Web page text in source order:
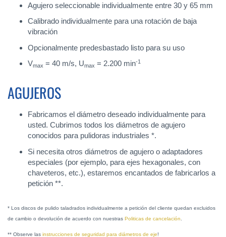
Agujero seleccionable individualmente entre 30 y 65 mm
Calibrado individualmente para una rotación de baja
vibración
Opcionalmente predesbastado listo para su uso
Vmax = 40 m/s, Umax = 2.200 min-1
AGUJEROS
Fabricamos el diámetro deseado individualmente para
usted. Cubrimos todos los diámetros de agujero
conocidos para pulidoras industriales *.
Si necesita otros diámetros de agujero o adaptadores
especiales (por ejemplo, para ejes hexagonales, con
chaveteros, etc.), estaremos encantados de fabricarlos a
petición **.
* Los discos de pulido taladrados individualmente a petición del cliente quedan excluidos
de cambio o devolución de acuerdo con nuestras Politicas de cancelación
** Observe las instrucciones de seguridad para diámetros de eje!